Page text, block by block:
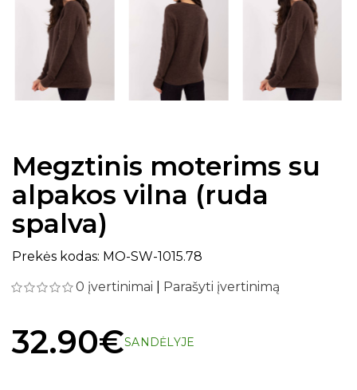
Megztinis moterims su
alpakos vilna (ruda
spalva)
Prekės kodas: MO-SW-1015.78
0 įvertinimai
Parašyti įvertinimą
32.90€SANDĖLYJE